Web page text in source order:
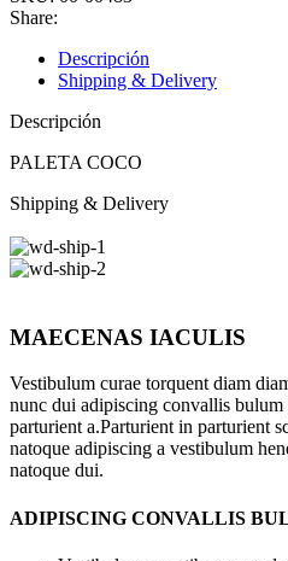
Share:
Descripción
Shipping & Delivery
Descripción
PALETA COCO
Shipping & Delivery
MAECENAS IACULIS
Vestibulum curae torquent diam
nunc dui adipiscing convallis bulum
parturient a.Parturient in parturient
natoque adipiscing a vestibulum
natoque dui.
ADIPISCING CONVALLIS